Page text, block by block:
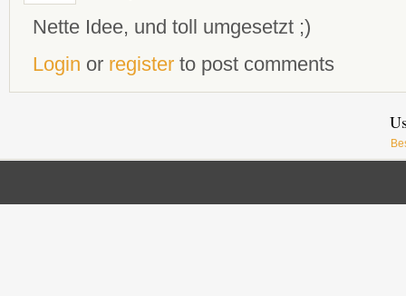
Nette Idee, und toll umgesetzt ;)
Login or register to post comments